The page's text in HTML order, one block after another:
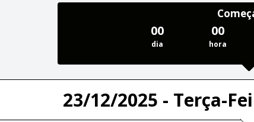
00
dia
00
hora
23/12/2025 - Terça-